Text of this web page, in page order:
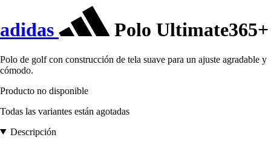
adidas Polo Ultimate365+
Polo de golf con construcción de tela suave para un ajuste agradable y
cómodo.
Producto no disponible
Todas las variantes están agotadas
Descripción